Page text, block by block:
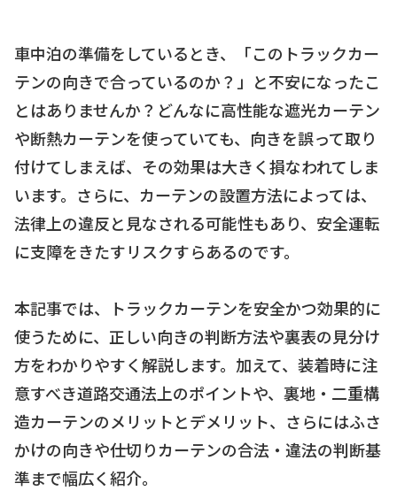
車中泊の準備をしているとき、「このトラックカー
テンの向きで合っているのか？」と不安になったこ
とはありませんか？どんなに高性能な遮光カーテン
や断熱カーテンを使っていても、向きを誤って取り
付けてしまえば、その効果は大きく損なわれてしま
います。さらに、カーテンの設置方法によっては、
法律上の違反と見なされる可能性もあり、安全運転
に支障をきたすリスクすらあるのです。
本記事では、トラックカーテンを安全かつ効果的に
使うために、正しい向きの判断方法や裏表の見分け
方をわかりやすく解説します。加えて、装着時に注
意すべき道路交通法上のポイントや、裏地・二重構
造カーテンのメリットとデメリット、さらにはふさ
かけの向きや仕切りカーテンの合法・違法の判断基
準まで幅広く紹介。